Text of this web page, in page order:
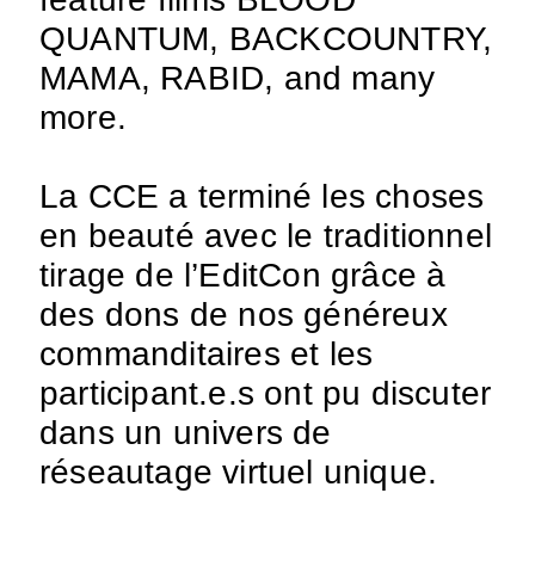
QUANTUM, BACKCOUNTRY,
MAMA, RABID, and many
more.
La CCE a terminé les choses
en beauté avec le traditionnel
tirage de l’EditCon grâce à
des dons de nos généreux
commanditaires et les
participant.e.s ont pu discuter
dans un univers de
réseautage virtuel unique.